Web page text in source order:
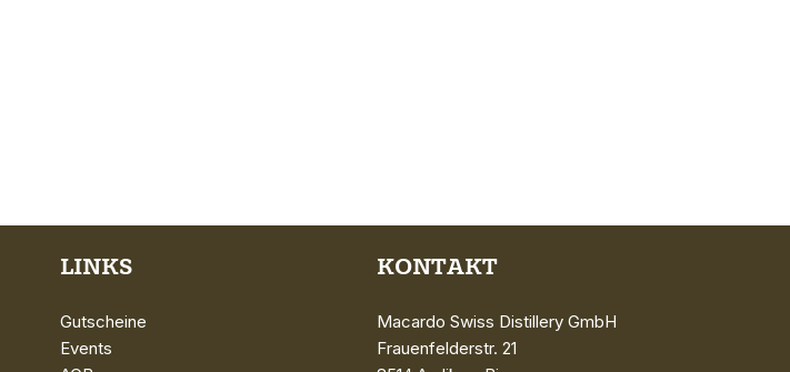
LINKS
Gutscheine
Events
KONTAKT
Macardo Swiss Distillery GmbH
Frauenfelderstr. 21